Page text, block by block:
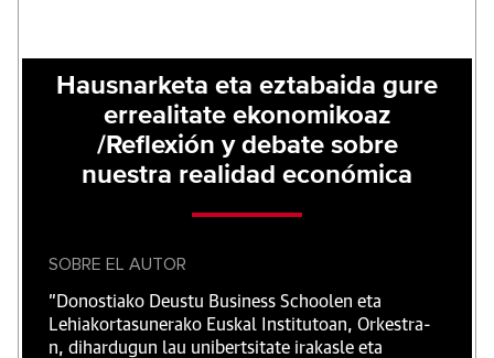
Hausnarketa eta eztabaida gure
errealitate ekonomikoaz
/Reflexión y debate sobre
nuestra realidad económica
SOBRE EL AUTOR
"Donostiako Deustu Business Schoolen eta
Lehiakortasunerako Euskal Institutoan, Orkestra-
n, dihardugun lau unibertsitate irakasle eta